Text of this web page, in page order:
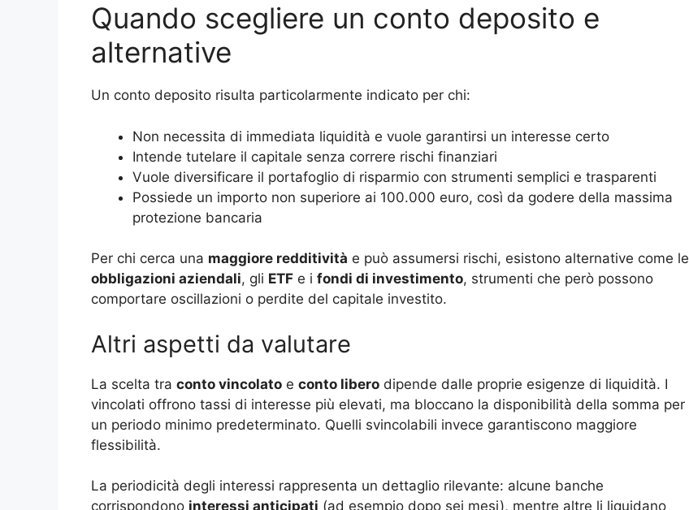
Quando scegliere un conto deposito e
alternative
Un conto deposito risulta particolarmente indicato per chi:
Non necessita di immediata liquidità e vuole garantirsi un interesse certo
Intende tutelare il capitale senza correre rischi finanziari
Vuole diversificare il portafoglio di risparmio con strumenti semplici e trasparenti
Possiede un importo non superiore ai 100.000 euro, così da godere della massima
protezione bancaria
Per chi cerca una maggiore redditività e può assumersi rischi, esistono alternative come le
obbligazioni aziendali, gli ETF e i fondi di investimento, strumenti che però possono
comportare oscillazioni o perdite del capitale investito.
Altri aspetti da valutare
La scelta tra conto vincolato e conto libero dipende dalle proprie esigenze di liquidità. I
vincolati offrono tassi di interesse più elevati, ma bloccano la disponibilità della somma per
un periodo minimo predeterminato. Quelli svincolabili invece garantiscono maggiore
flessibilità.
La periodicità degli interessi rappresenta un dettaglio rilevante: alcune banche
corrispondono interessi anticipati (ad esempio dopo sei mesi), mentre altre li liquidano